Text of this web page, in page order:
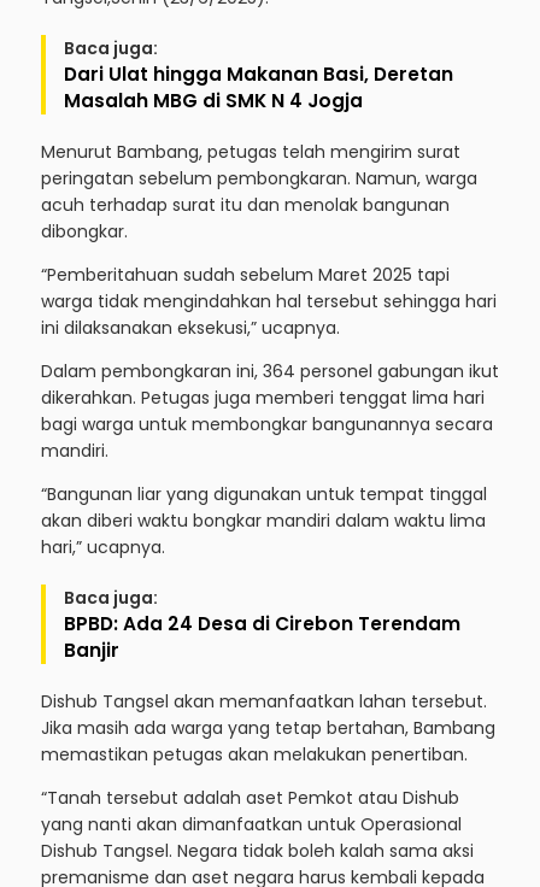
Baca juga:
Dari Ulat hingga Makanan Basi, Deretan
Masalah MBG di SMK N 4 Jogja
Menurut Bambang, petugas telah mengirim surat
peringatan sebelum pembongkaran. Namun, warga
acuh terhadap surat itu dan menolak bangunan
dibongkar.
“Pemberitahuan sudah sebelum Maret 2025 tapi
warga tidak mengindahkan hal tersebut sehingga hari
ini dilaksanakan eksekusi,” ucapnya.
Dalam pembongkaran ini, 364 personel gabungan ikut
dikerahkan. Petugas juga memberi tenggat lima hari
bagi warga untuk membongkar bangunannya secara
mandiri.
“Bangunan liar yang digunakan untuk tempat tinggal
akan diberi waktu bongkar mandiri dalam waktu lima
hari,” ucapnya.
Baca juga:
BPBD: Ada 24 Desa di Cirebon Terendam
Banjir
Dishub Tangsel akan memanfaatkan lahan tersebut.
Jika masih ada warga yang tetap bertahan, Bambang
memastikan petugas akan melakukan penertiban.
“Tanah tersebut adalah aset Pemkot atau Dishub
yang nanti akan dimanfaatkan untuk Operasional
Dishub Tangsel. Negara tidak boleh kalah sama aksi
premanisme dan aset negara harus kembali kepada